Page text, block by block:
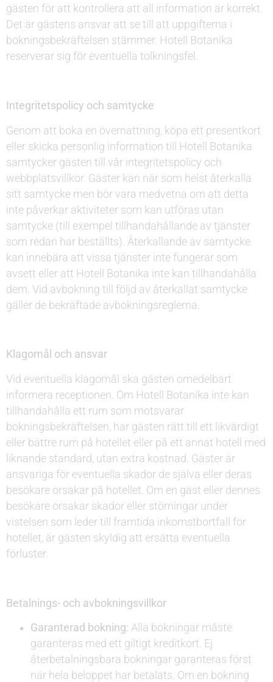
gästen för att kontrollera att all information är korrekt.
Det är gästens ansvar att se till att uppgifterna i
bokningsbekräftelsen stämmer. Hotell Botanika
reserverar sig för eventuella tolkningsfel.
Integritetspolicy och samtycke
Genom att boka en övernattning, köpa ett presentkort
eller skicka personlig information till Hotell Botanika
samtycker gästen till vår integritetspolicy och
webbplatsvillkor. Gäster kan när som helst återkalla
sitt samtycke men bör vara medvetna om att detta
inte påverkar aktiviteter som kan utföras utan
samtycke (till exempel tillhandahållande av tjänster
som redan har beställts). Återkallande av samtycke
kan innebära att vissa tjänster inte fungerar som
avsett eller att Hotell Botanika inte kan tillhandahålla
dem. Vid avbokning till följd av återkallat samtycke
gäller de bekräftade avbokningsreglerna.
Klagomål och ansvar
Vid eventuella klagomål ska gästen omedelbart
informera receptionen. Om Hotell Botanika inte kan
tillhandahålla ett rum som motsvarar
bokningsbekräftelsen, har gästen rätt till ett likvärdigt
eller bättre rum på hotellet eller på ett annat hotell med
liknande standard, utan extra kostnad. Gäster är
ansvariga för eventuella skador de själva eller deras
besökare orsakar på hotellet. Om en gäst eller dennes
besökare orsakar skador eller störningar under
vistelsen som leder till framtida inkomstbortfall för
hotellet, är gästen skyldig att ersätta eventuella
förluster.
Betalnings- och avbokningsvillkor
Garanterad bokning: Alla bokningar måste
garanteras med ett giltigt kreditkort. Ej
återbetalningsbara bokningar garanteras först
när hela beloppet har betalats. Om en bokning